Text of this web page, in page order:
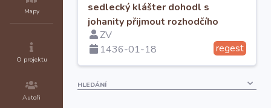
Mapy
O projektu
Autoři
sedlecký klášter dohodl s
johanity přijmout rozhodčího
Petra z Račic
ZV
1436-01-18
regest
HLEDÁNÍ